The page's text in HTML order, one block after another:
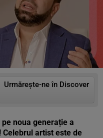
Urmărește-ne în Discover
noua generație a
artist este de